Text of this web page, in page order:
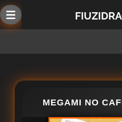
Ir
al
MEGAMI NO